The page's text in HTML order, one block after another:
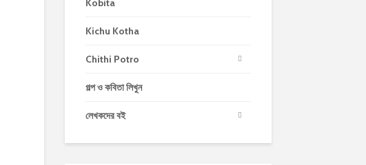
Kobita
Kichu Kotha
Chithi Potro
গল্প ও কবিতা লিখুন
লেখকদের বই